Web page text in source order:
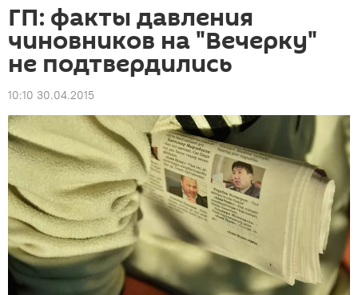
ГП: факты давления
чиновников на "Вечерку"
не подтвердились
10:10 30.04.2015